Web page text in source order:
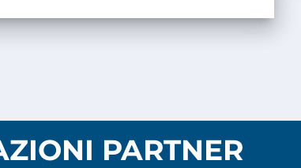
PARTNER